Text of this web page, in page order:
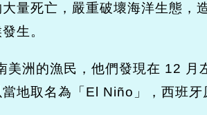
量死亡，嚴重破壞海洋生態，
生。
美洲的漁民，他們發現在 12
地取名為「El Niño」，西班